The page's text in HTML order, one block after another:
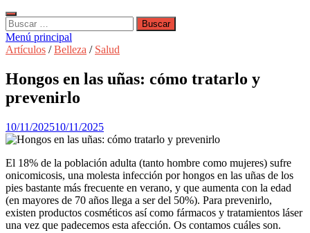
Buscar:
Menú principal
Artículos /Belleza / Salud
Hongos en las uñas: cómo tratarlo y
prevenirlo
10/11/202510/11/2025
El 18% de la población adulta (tanto hombre como mujeres) sufre
onicomicosis, una molesta infección por hongos en las uñas de los
pies bastante más frecuente en verano, y que aumenta con la edad
(en mayores de 70 años llega a ser del 50%). Para prevenirlo,
existen productos cosméticos así como fármacos y tratamientos láser
una vez que padecemos esta afección. Os contamos cuáles son.